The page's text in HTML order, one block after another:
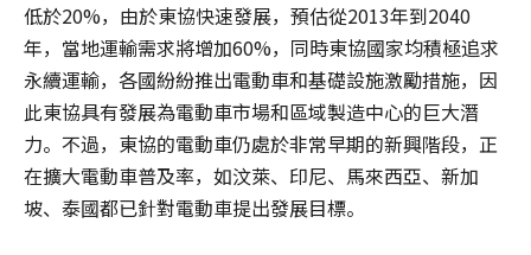
低於20%，由於東協快速發展，預估從2013年到2040
年，當地運輸需求將增加60%，同時東協國家均積極追求
永續運輸，各國紛紛推出電動車和基礎設施激勵措施，因
此東協具有發展為電動車市場和區域製造中心的巨大潛
力。不過，東協的電動車仍處於非常早期的新興階段，正
在擴大電動車普及率，如汶萊、印尼、馬來西亞、新加
坡、泰國都已針對電動車提出發展目標。